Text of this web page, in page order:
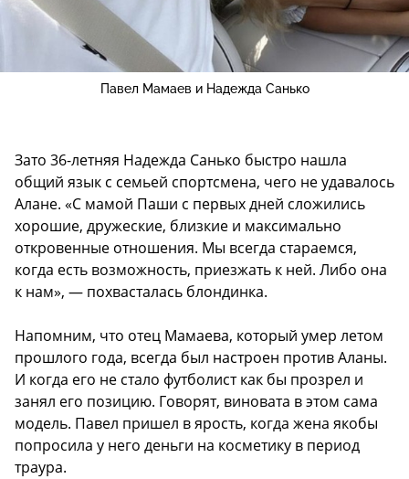
Павел Мамаев и Надежда Санько
Зато 36-летняя Надежда Санько быстро нашла
общий язык с семьей спортсмена, чего не удавалось
Алане. «С мамой Паши с первых дней сложились
хорошие, дружеские, близкие и максимально
откровенные отношения. Мы всегда стараемся,
когда есть возможность, приезжать к ней. Либо она
к нам», — похвасталась блондинка.
Напомним, что отец Мамаева, который умер летом
прошлого года, всегда был настроен против Аланы.
И когда его не стало футболист как бы прозрел и
занял его позицию. Говорят, виновата в этом сама
модель. Павел пришел в ярость, когда жена якобы
попросила у него деньги на косметику в период
траура.